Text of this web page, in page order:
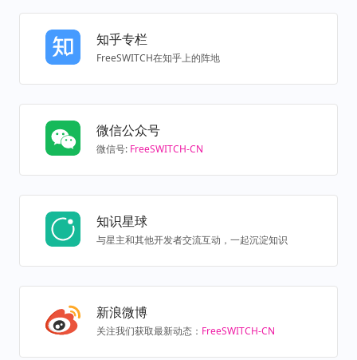
知乎专栏
FreeSWITCH在知乎上的阵地
微信公众号
微信号: FreeSWITCH-CN
知识星球
与星主和其他开发者交流互动，一起沉淀知识
新浪微博
关注我们获取最新动态： FreeSWITCH-CN